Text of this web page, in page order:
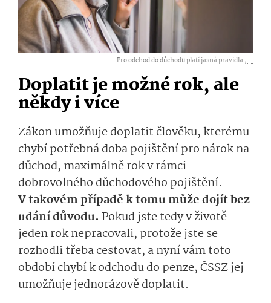
Pro odchod do důchodu platí jasná pravidla ,...
Doplatit je možné rok, ale
někdy i více
Zákon umožňuje doplatit člověku, kterému
chybí potřebná doba pojištění pro nárok na
důchod, maximálně rok v rámci
dobrovolného důchodového pojištění.
V takovém případě k tomu může dojít bez
udání důvodu. Pokud jste tedy v životě
jeden rok nepracovali, protože jste se
rozhodli třeba cestovat, a nyní vám toto
období chybí k odchodu do penze, ČSSZ jej
umožňuje jednorázově doplatit.